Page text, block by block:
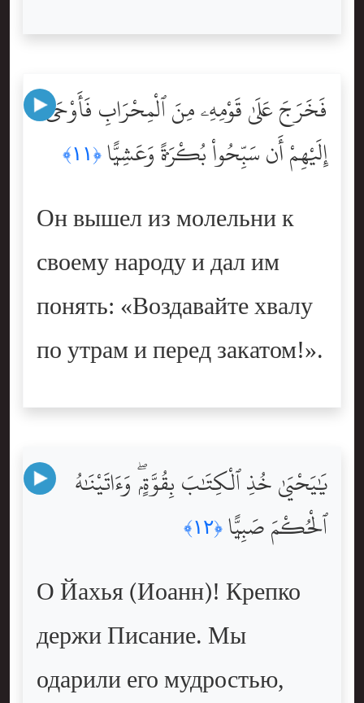
فَخَرَجَ عَلَىٰ قَوْمِهِۦ مِنَ ٱلْمِحْرَابِ فَأَوْحَىٰٓ
إِلَيْهِمْ أَن سَبِّحُواْ بُكْرَةًۭ وَعَشِيًّۭا ﴿١١﴾
Он вышел из молельни к
своему народу и дал им
понять: «Воздавайте хвалу
по утрам и перед закатом!».
يَٰيَحْيَىٰ خُذِ ٱلْكِتَٰبَ بِقُوَّةٍۢ ۖ وَءَاتَيْنَٰهُ
ٱلْحُكْمَ صَبِيًّۭا ﴿١٢﴾
О Йахья (Иоанн)! Крепко
держи Писание. Мы
одарили его мудростью,